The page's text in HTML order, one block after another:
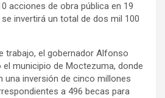
acciones de obra pública en 19
invertirá un total de dos mil 100
trabajo, el gobernador Alfonso
municipio de Moctezuma, donde
una inversión de cinco millones
a 496 becas para